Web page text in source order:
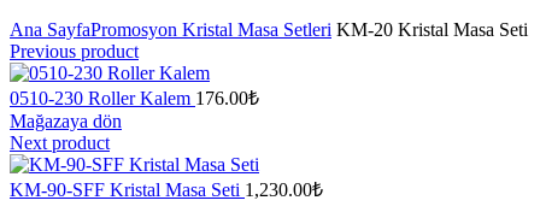
Ana SayfaPromosyon Kristal Masa Setleri KM-20 Kristal Masa Seti
Previous product
0510-230 Roller Kalem 176.00₺
Mağazaya dön
Next product
KM-90-SFF Kristal Masa Seti 1,230.00₺